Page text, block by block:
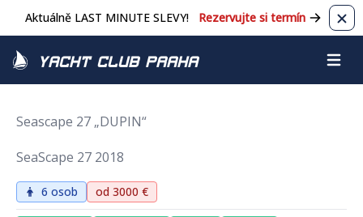
Aktuálně LAST MINUTE SLEVY! Rezervujte si termín
Yacht Club Praha
Seascape 27 „DUPIN“
SeaScape 27 2018
6 osob od 3000 €